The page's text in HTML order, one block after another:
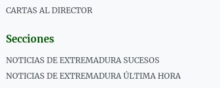
CARTAS AL DIRECTOR
Secciones
NOTICIAS DE EXTREMADURA SUCESOS
NOTICIAS DE EXTREMADURA ÚLTIMA HORA